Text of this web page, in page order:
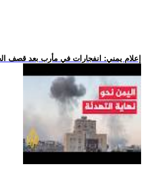
.. إعلام يمني: انفجارات في مأرب بعد قصف